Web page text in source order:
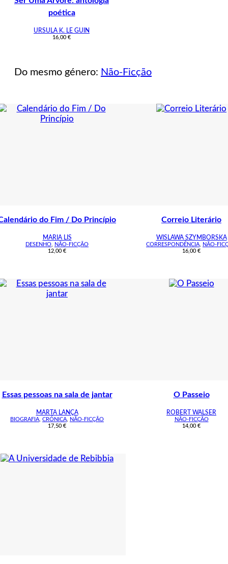
poética
URSULA K. LE GUIN
16,00 €
Do mesmo género: Não-Ficção
do Fim / Do Princípio
MARIA LIS
DESENHO
NÃO-FICÇÃO
12,00 €
Correio Literário
WISLAWA SZYMBORSKA
CORRESPONDÊNCIA
NÃO-
16,00 €
Essas pessoas na sala de jantar
MARTA LANÇA
BIOGRAFIA CRÓNICA
NÃO-FICÇÃO
17,50 €
O Passeio
ROBERT WALSER
NÃO-FICÇÃO
14,00 €